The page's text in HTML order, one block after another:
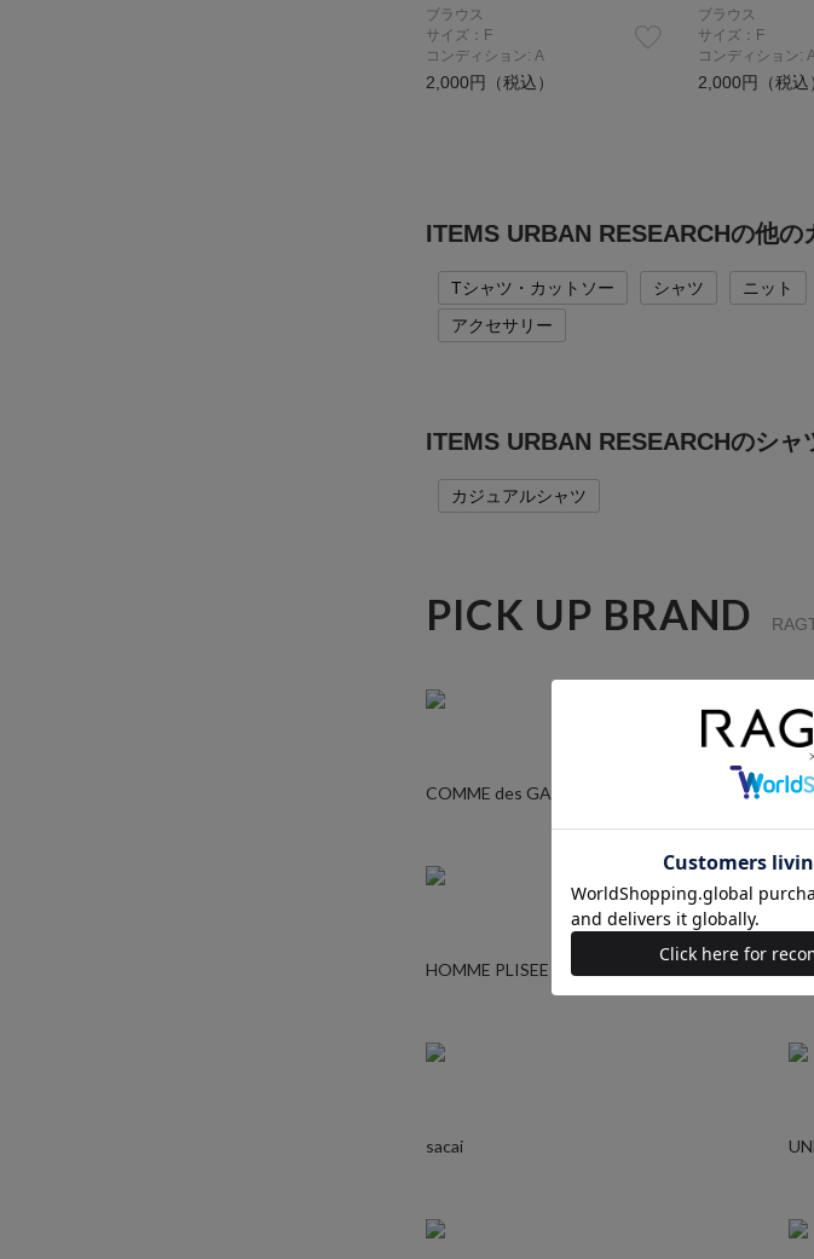
ブラウス
サイズ：F
コンディション: A
2,000円（税込）
ブラウス
サイズ：F
コンディション:
2,000円（税込
ITEMS URBAN RESEARCHの他の
Tシャツ・カットソー シャツ ニット
アクセサリー
ITEMS URBAN RESEARCHのシ
カジュアルシャツ
PICK UP BRAND
COMME des GARCONS
HOMME PLISEE
sacai